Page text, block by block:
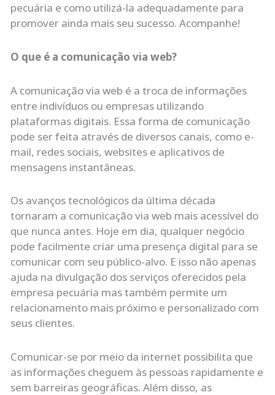
pecuária e como utilizá-la adequadamente para
promover ainda mais seu sucesso. Acompanhe!
O que é a comunicação via web?
A comunicação via web é a troca de informações
entre indivíduos ou empresas utilizando
plataformas digitais. Essa forma de comunicação
pode ser feita através de diversos canais, como e-
mail, redes sociais, websites e aplicativos de
mensagens instantâneas.
Os avanços tecnológicos da última década
tornaram a comunicação via web mais acessível do
que nunca antes. Hoje em dia, qualquer negócio
pode facilmente criar uma presença digital para se
comunicar com seu público-alvo. E isso não apenas
ajuda na divulgação dos serviços oferecidos pela
empresa pecuária mas também permite um
relacionamento mais próximo e personalizado com
seus clientes.
Comunicar-se por meio da internet possibilita que
as informações cheguem às pessoas rapidamente e
sem barreiras geográficas. Além disso, as